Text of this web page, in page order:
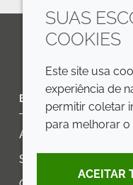
EMPRESA
Annual Report
Sustainability Report
SUAS
COOKIES
Este site usa
experiência de
permitir coletar
para melhorar o
ACEITAR